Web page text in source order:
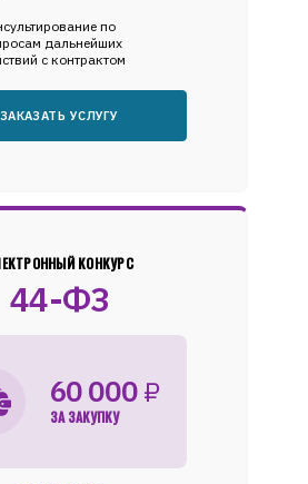
по
дальнейших
с контрактом
ЗАКАЗАТЬ УСЛУГУ
КОНКУРС
44-ФЗ
60 000₽
ЗА ЗАКУПКУ